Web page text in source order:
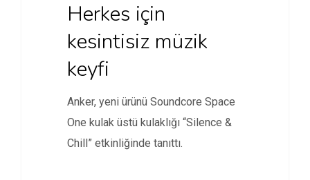
Herkes için
kesintisiz müzik
keyfi
Anker, yeni ürünü Soundcore Space
One kulak üstü kulaklığı “Silence &
Chill” etkinliğinde tanıttı.